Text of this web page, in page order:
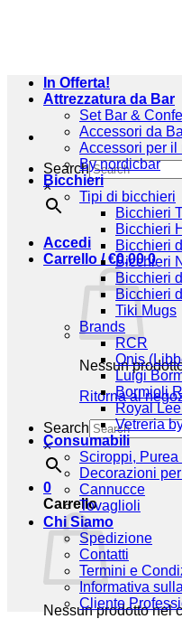
Search
×
Accedi
Carrello /€0,00 0
Nessun
Ritorna al
Search
×
0
Carrello
Nessun prodotto nel
In Offerta!
Attrezzatura da Bar
Set Bar &
Accessori da
Accessori per il
By nordicbar
Bicchieri
Tipi di bicchieri
Bicchieri
Bicchieri
Bicchieri
Bicchieri
Bicchieri
Bicchieri
Tiki Mugs
Brands
RCR
Onis
Luigi
Bormioli
Royal
Vetreria
Consumabili
Sciroppi,
Decorazioni
Cannucce
Tovaglioli
Chi Siamo
Spedizione
Contatti
Termini e
Informativa
Cliente